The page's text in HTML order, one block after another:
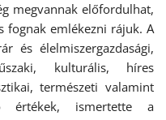
megvannak előfordulhat,
fognak emlékezni rájuk. A
és élelmiszergazdasági,
kulturális, híres
természeti valamint
értékek, ismertette a